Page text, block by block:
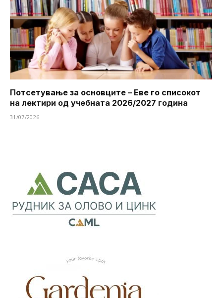
Потсетување за основците – Еве го списокот
на лектири од учебната 2026/2027 година
31/07/2026